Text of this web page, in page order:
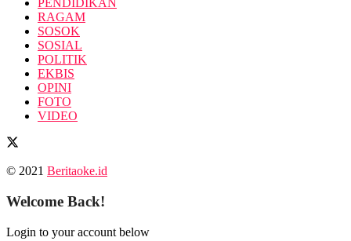
PENDIDIKAN
RAGAM
SOSOK
SOSIAL
POLITIK
EKBIS
OPINI
FOTO
VIDEO
© 2021 Beritaoke.id
Welcome Back!
Login to your account below